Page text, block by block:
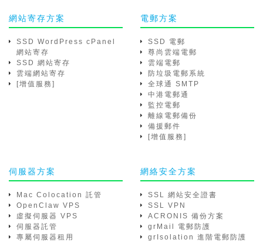
網站寄存方案
SSD WordPress cPanel
網站寄存
SSD 網站寄存
雲端網站寄存
[增值服務]
電郵方案
SSD 電郵
尊尚雲端電郵
雲端電郵
防垃圾電郵系統
全球通 SMTP
中港電郵通
監控電郵
離線電郵備份
備援郵件
[增值服務]
伺服器方案
Mac Colocation 託管
OpenClaw VPS
虛擬伺服器 VPS
伺服器託管
專屬伺服器租用
網絡安全方案
SSL 網站安全證書
SSL VPN
ACRONIS 備份方案
grMail 電郵防護
grIsolation 進階電郵防護